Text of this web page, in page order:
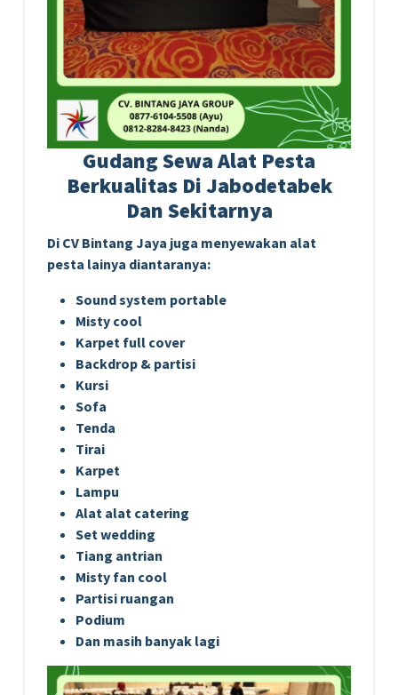
Gudang Sewa Alat Pesta
Berkualitas Di Jabodetabek
Dan Sekitarnya
Di CV Bintang Jaya juga menyewakan alat
pesta lainya diantaranya:
Sound system portable
Misty cool
Karpet full cover
Backdrop & partisi
Kursi
Sofa
Tenda
Tirai
Karpet
Lampu
Alat alat catering
Set wedding
Tiang antrian
Misty fan cool
Partisi ruangan
Podium
Dan masih banyak lagi